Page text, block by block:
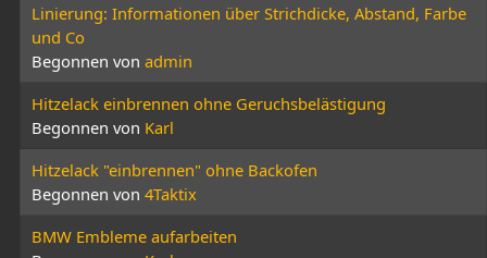
Linierung: Informationen über Strichdicke, Abstand, Farbe
und Co
Begonnen von admin
Hitzelack einbrennen ohne Geruchsbelästigung
Begonnen von Karl
Hitzelack "einbrennen" ohne Backofen
Begonnen von 4Taktix
BMW Embleme aufarbeiten